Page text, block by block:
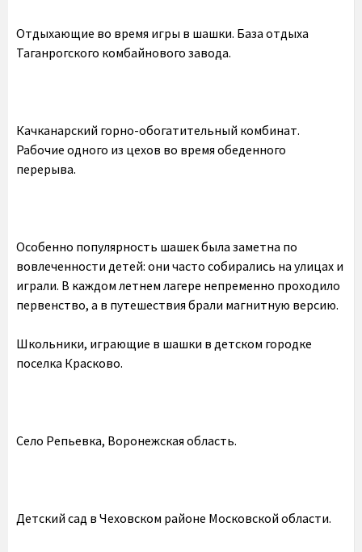
Отдыхающие во время игры в шашки. База отдыха
Таганрогского комбайнового завода.
Качканарский горно-обогатительный комбинат.
Рабочие одного из цехов во время обеденного
перерыва.
Особенно популярность шашек была заметна по
вовлеченности детей: они часто собирались на улицах и
играли. В каждом летнем лагере непременно проходило
первенство, а в путешествия брали магнитную версию.
Школьники, играющие в шашки в детском городке
поселка Красково.
Село Репьевка, Воронежская область.
Детский сад в Чеховском районе Московской области.